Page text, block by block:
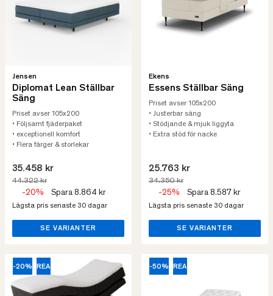
Jensen
Diplomat Lean Ställbar
Säng
Priset avser 105x200
• Följsamt fjäderpaket
• exceptionell komfort
• Flera färger & storlekar
35.458 kr
44.322 kr
-20% Spara 8.864 kr
Lägsta pris senaste 30 dagar
SE VARIANTER
Ekens
Essens Ställbar Säng
Priset avser 105x200
• Justerbar säng
• Stödjande & mjuk liggyta
• Extra stöd för nacke
25.763 kr
34.350 kr
-25% Spara 8.587 kr
Lägsta pris senaste 30 dagar
SE VARIANTER
-20% REA -50% REA